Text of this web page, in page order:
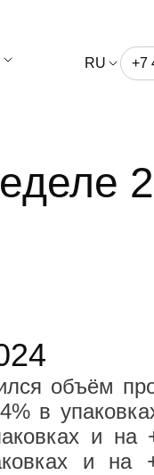
RU +7
объём
в
и на
и на